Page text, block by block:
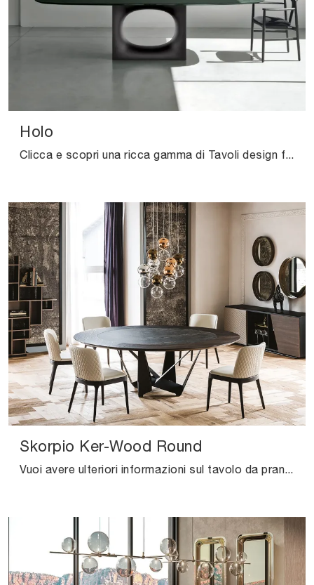
Holo
Clicca e scopri una ricca gamma di Tavoli design fissi da pranzo! Il modello Holo di Kristalia ti sta aspettando.
Skorpio Ker-Wood Round
Vuoi avere ulteriori informazioni sul tavolo da pranzo Skorpio Ker-Wood Round di Cattelan Italia? Clicca e ottieni informazioni sui modelli fissi del ...